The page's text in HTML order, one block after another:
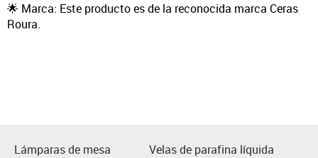
🌟 Marca: Este producto es de la reconocida marca Ceras
Roura.
Lámparas de mesa
Velas de parafina líquida